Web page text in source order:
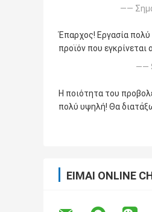
——
Έπαρχος! Εργασία
προϊόν που εγκρίνεται
——
Η ποιότητα του
πολύ υψηλή! Θα
ΕΊΜΑΙ ONLINE